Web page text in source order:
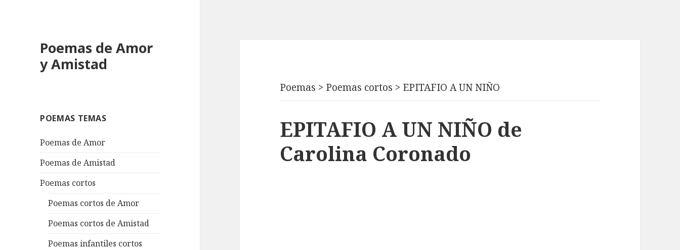
Poemas de Amor
y Amistad
POEMAS TEMAS
Poemas de Amor
Poemas de Amistad
Poemas cortos
Poemas cortos de Amor
Poemas cortos de Amistad
Poemas infantiles cortos
Poemas > Poemas cortos > EPITAFIO A UN NIÑO
EPITAFIO A UN NIÑO de
Carolina Coronado